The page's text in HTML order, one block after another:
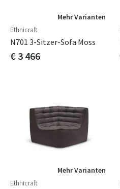
Mehr Varianten
Ethnicraft
N701 3-Sitzer-Sofa Moss
€ 3 466
Mehr Varianten
Ethnicraft